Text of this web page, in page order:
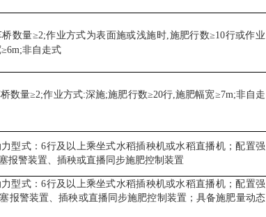
数量≥2;作业方式为表面施或浅施时,施肥行数≥10行或作业
≥6m;非自走式
数量≥2;作业方式:深施;施肥行数≥20行,施肥幅宽≥7m;非自走
型式：6行及以上乘坐式水稻插秧机或水稻直播机；配置强
报警装置、插秧或直播同步施肥控制装置
型式：6行及以上乘坐式水稻插秧机或水稻直播机；配置强
报警装置、插秧或直播同步施肥控制装置；具备施肥量动态